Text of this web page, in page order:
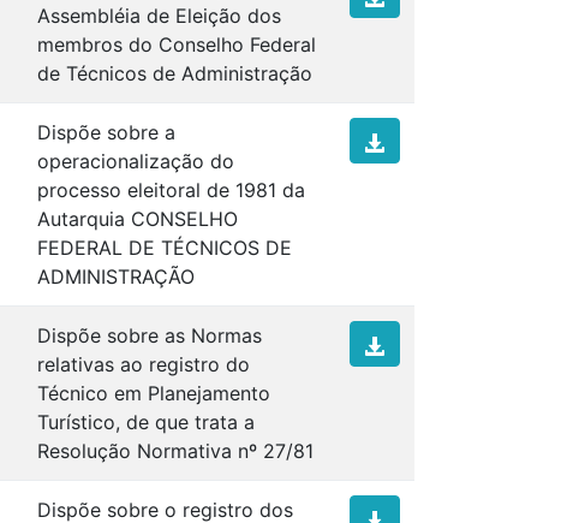
Assembléia de Eleição dos
membros do Conselho Federal
de Técnicos de Administração
Dispõe sobre a
operacionalização do
processo eleitoral de 1981 da
Autarquia CONSELHO
FEDERAL DE TÉCNICOS DE
ADMINISTRAÇÃO
Dispõe sobre as Normas
relativas ao registro do
Técnico em Planejamento
Turístico, de que trata a
Resolução Normativa nº 27/81
Dispõe sobre o registro dos